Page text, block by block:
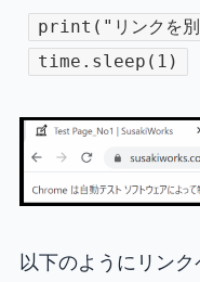
print("リンクを別
time.sleep(1)
以下のようにリン